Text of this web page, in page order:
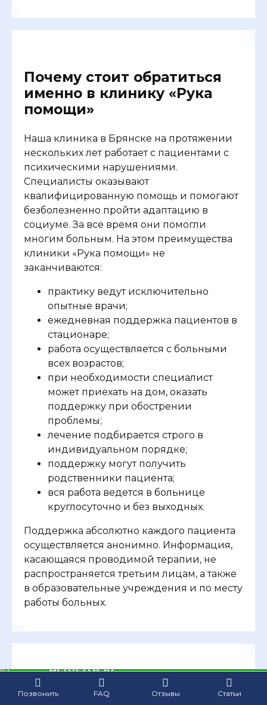
Почему стоит обратиться
именно в клинику «Рука
помощи»
Наша клиника в Брянске на протяжении
нескольких лет работает с пациентами с
психическими нарушениями.
Специалисты оказывают
квалифицированную помощь и помогают
безболезненно пройти адаптацию в
социуме. За все время они помогли
многим больным. На этом преимущества
клиники «Рука помощи» не
заканчиваются:
практику ведут исключительно
опытные врачи;
ежедневная поддержка пациентов в
стационаре;
работа осуществляется с больными
всех возрастов;
при необходимости специалист
может приехать на дом, оказать
поддержку при обострении
проблемы;
лечение подбирается строго в
индивидуальном порядке;
поддержку могут получить
родственники пациента;
вся работа ведется в больнице
круглосуточно и без выходных.
Поддержка абсолютно каждого пациента
осуществляется анонимно. Информация,
касающаяся проводимой терапии, не
распространяется третьим лицам, а также
в образовательные учреждения и по месту
работы больных.
Клиника лечения
Бесплатная
консультация
Позвонить FAQ Отзывы Статьи